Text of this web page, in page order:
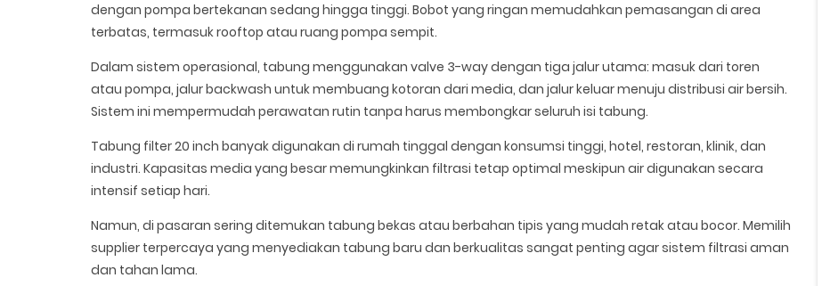
dengan pompa bertekanan sedang hingga tinggi. Bobot yang ringan memudahkan pemasangan di area
terbatas, termasuk rooftop atau ruang pompa sempit.
Dalam sistem operasional, tabung menggunakan valve 3-way dengan tiga jalur utama: masuk dari toren
atau pompa, jalur backwash untuk membuang kotoran dari media, dan jalur keluar menuju distribusi air bersih.
Sistem ini mempermudah perawatan rutin tanpa harus membongkar seluruh isi tabung.
Tabung filter 20 inch banyak digunakan di rumah tinggal dengan konsumsi tinggi, hotel, restoran, klinik, dan
industri. Kapasitas media yang besar memungkinkan filtrasi tetap optimal meskipun air digunakan secara
intensif setiap hari.
Namun, di pasaran sering ditemukan tabung bekas atau berbahan tipis yang mudah retak atau bocor. Memilih
supplier terpercaya yang menyediakan tabung baru dan berkualitas sangat penting agar sistem filtrasi aman
dan tahan lama.